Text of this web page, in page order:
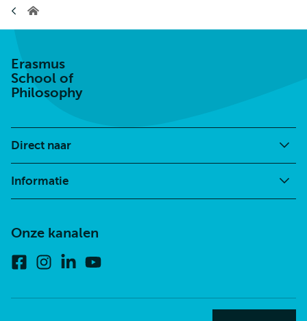
Erasmus
Erasmus
School of
Philosophy
Direct naar
Informatie
Onze kanalen
FacebookInstagram
Linkedin